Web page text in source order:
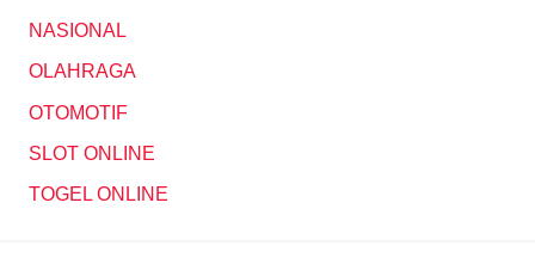
NASIONAL
OLAHRAGA
OTOMOTIF
SLOT ONLINE
TOGEL ONLINE